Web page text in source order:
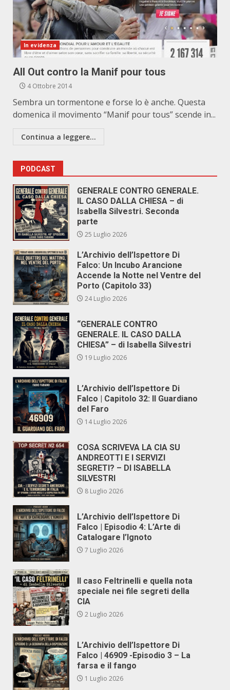
In evidenza
All Out contro la Manif pour tous
4 Ottobre 2014
Sembra un tormentone e forse lo è anche. Questa
domenica il movimento “Manif pour tous” scende in...
Continua a leggere...
PODCAST
GENERALE CONTRO GENERALE.
IL CASO DALLA CHIESA – di
Isabella Silvestri. Seconda
parte
25 Luglio 2026
L’Archivio dell’Ispettore Di
Falco: Un Incubo Arancione
Accende la Notte nel Ventre del
Porto (Capitolo 33)
24 Luglio 2026
“GENERALE CONTRO
GENERALE. IL CASO DALLA
CHIESA” – di Isabella Silvestri
19 Luglio 2026
L’Archivio dell’Ispettore Di
Falco | Capitolo 32: Il Guardiano
del Faro
14 Luglio 2026
COSA SCRIVEVA LA CIA SU
ANDREOTTI E I SERVIZI
SEGRETI? – DI ISABELLA
SILVESTRI
8 Luglio 2026
L’Archivio dell’Ispettore Di
Falco | Episodio 4: L’Arte di
Catalogare l’Ignoto
7 Luglio 2026
Il caso Feltrinelli e quella nota
speciale nei file segreti della
CIA
2 Luglio 2026
L’Archivio dell’Ispettore Di
Falco | 46909 -Episodio 3 – La
farsa e il fango
1 Luglio 2026